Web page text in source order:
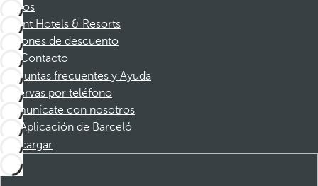
Socios
Dorint Hotels & Resorts
Cupones de descuento
Contacto
Preguntas frecuentes y Ayuda
Reservas por teléfono
Comunícate con nosotros
Aplicación de Barceló
Descargar